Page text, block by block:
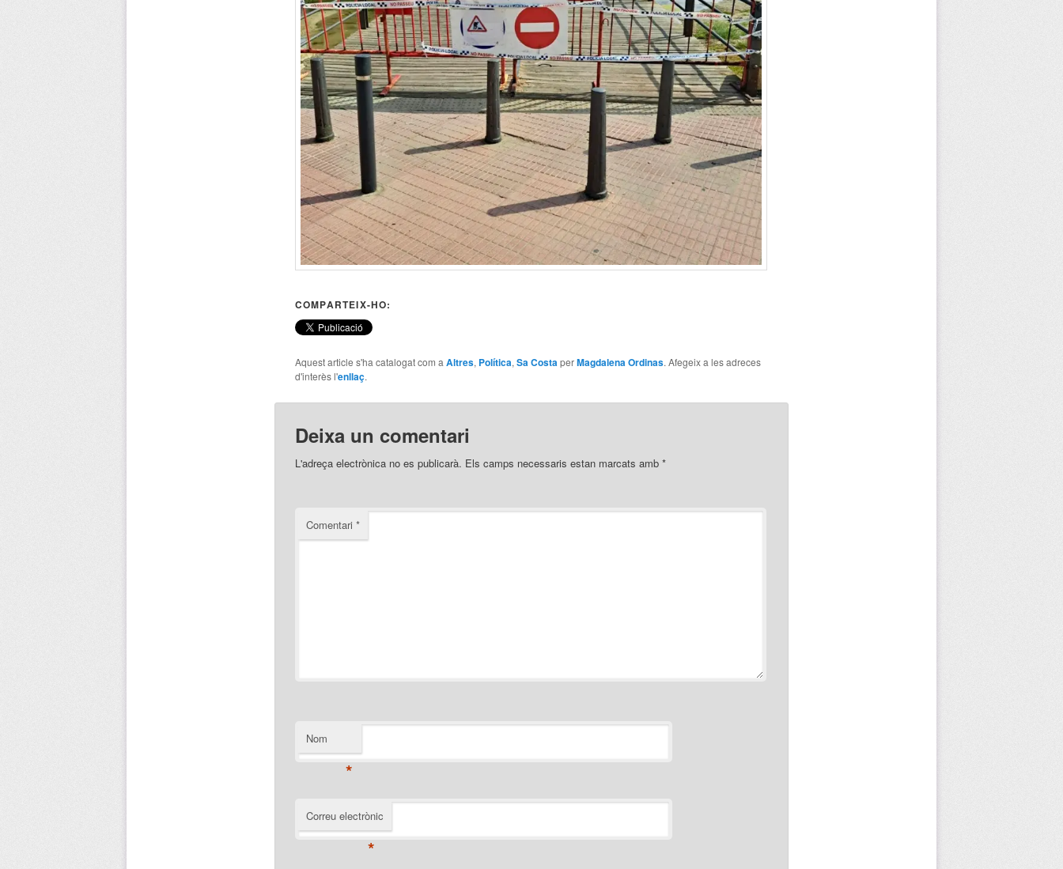
COMPARTEIX-HO:
Aquest article s'ha catalogat com a Altres, Política, Sa CostaperMagdalena Ordinas. Afegeix a les adreces
d'interès l'enllaç.
Deixa un comentari
L'adreça electrònica no es publicarà. Els camps necessaris estan marcats amb *
Comentari *
Nom
*
Correu electrònic
*